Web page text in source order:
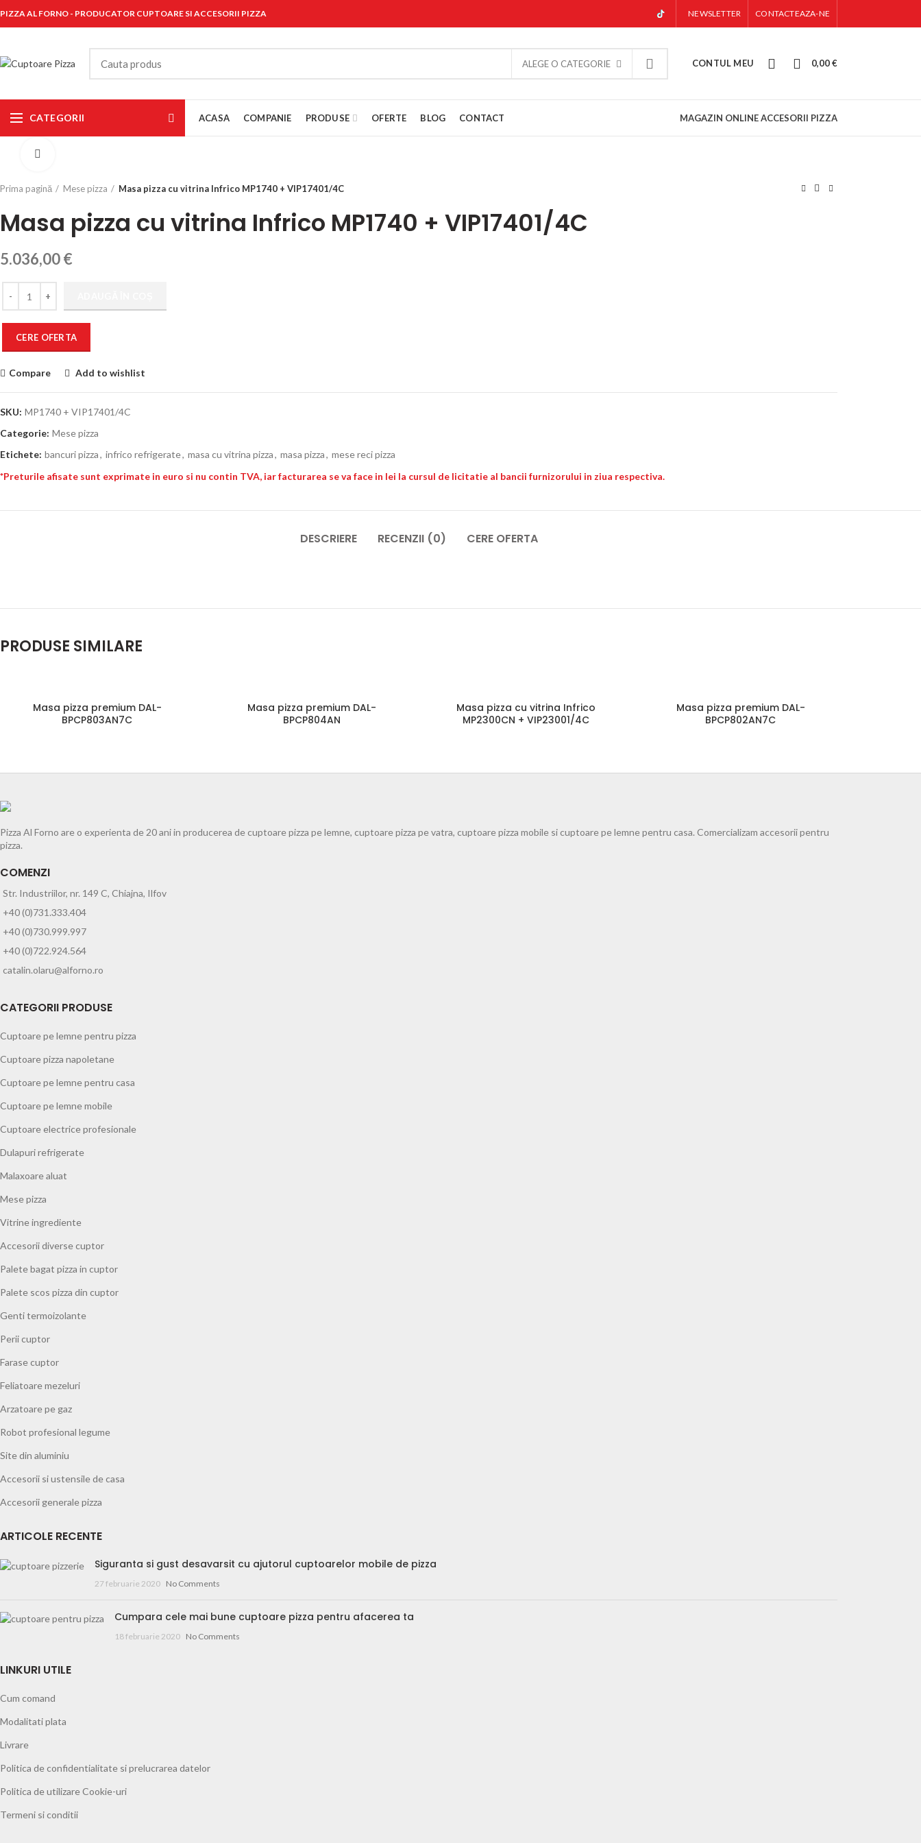
PIZZA AL FORNO - PRODUCATOR CUPTOARE SI ACCESORII PIZZA NEWSLETTER CONTACTEAZA-NE
ALEGE O CATEGORIE CONTUL MEU 0,00€
CATEGORII ACASA COMPANIE PRODUSE OFERTE BLOG CONTACT MAGAZIN ONLINE ACCESORII PIZZA
Prima pagină Mese pizza Masa pizza cu vitrina Infrico MP1740 + VIP17401/4C
Masa pizza cu vitrina Infrico MP1740 + VIP17401/4C
5.036,00€
CERE OFERTA
Compare Add to wishlist
SKU: MP1740 + VIP17401/4C
Categorie: Mese pizza
Etichete: bancuri pizza, infrico refrigerate, masa cu vitrina pizza, masa pizza, mese reci pizza
*Preturile afisate sunt exprimate in euro si nu contin TVA, iar facturarea se va face in lei la cursul de licitatie al bancii furnizorului in ziua respectiva.
DESCRIERE RECENZII (0) CERE OFERTA
PRODUSE SIMILARE
Masa pizza premium DAL-
BPCP803AN7C
Masa pizza premium DAL-
BPCP804AN
Masa pizza cu vitrina Infrico
MP2300CN + VIP23001/4C
Masa pizza premium DAL-
BPCP802AN7C
Pizza Al Forno are o experienta de 20 ani in producerea de cuptoare pizza pe lemne, cuptoare pizza pe vatra, cuptoare pizza mobile si cuptoare pe lemne pentru casa. Comercializam accesorii pentru
pizza.
COMENZI
Str. Industriilor, nr. 149 C, Chiajna, Ilfov
+40 (0)731.333.404
+40 (0)730.999.997
+40 (0)722.924.564
catalin.olaru@alforno.ro
CATEGORII PRODUSE
Cuptoare pe lemne pentru pizza
Cuptoare pizza napoletane
Cuptoare pe lemne pentru casa
Cuptoare pe lemne mobile
Cuptoare electrice profesionale
Dulapuri refrigerate
Malaxoare aluat
Mese pizza
Vitrine ingrediente
Accesorii diverse cuptor
Palete bagat pizza in cuptor
Palete scos pizza din cuptor
Genti termoizolante
Perii cuptor
Farase cuptor
Feliatoare mezeluri
Arzatoare pe gaz
Robot profesional legume
Site din aluminiu
Accesorii si ustensile de casa
Accesorii generale pizza
ARTICOLE RECENTE
Siguranta si gust desavarsit cu ajutorul cuptoarelor mobile de pizza
27 februarie 2020 No Comments
Cumpara cele mai bune cuptoare pizza pentru afacerea ta
18 februarie 2020 No Comments
LINKURI UTILE
Cum comand
Modalitati plata
Livrare
Politica de confidentialitate si prelucrarea datelor
Politica de utilizare Cookie-uri
Termeni si conditii